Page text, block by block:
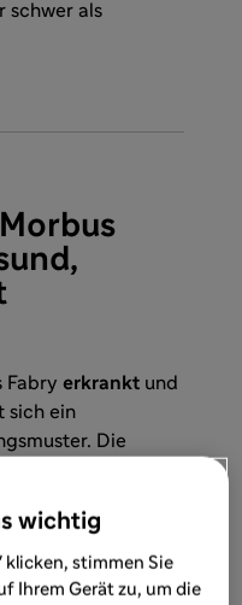
schwer als
Fabry erkrankt und
sich ein
Die
gesunde Vater
und ein Y-
wichtig
klicken, stimmen Sie
Ihrem Gerät zu, um die